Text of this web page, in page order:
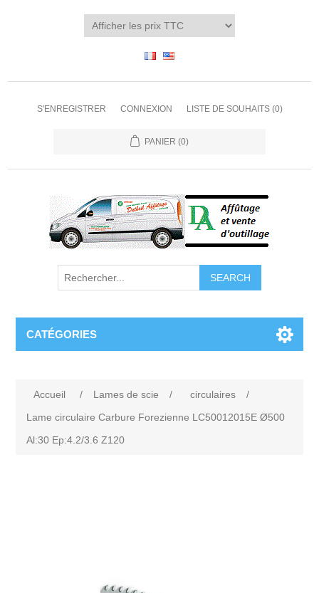
S'ENREGISTRER CONNEXION LISTE DE SOUHAITS (0)
PANIER (0)
CATÉGORIES
Accueil / Lames de scie / circulaires
/
Lame circulaire Carbure Forezienne LC50012015E Ø500
Al:30 Ep:4.2/3.6 Z120